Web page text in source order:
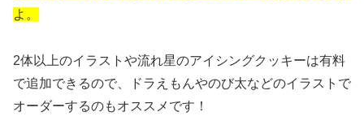
よ。
2体以上のイラストや流れ星のアイシングクッキーは有料
で追加できるので、ドラえもんやのび太などのイラストで
オーダーするのもオススメです！